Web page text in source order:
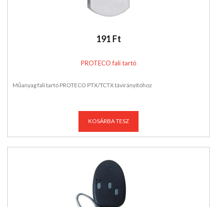
191 Ft
PROTECO fali tartó
Műanyag fali tartó PROTECO PTX/TCTX távirányítóhoz
KOSÁRBA TESZ